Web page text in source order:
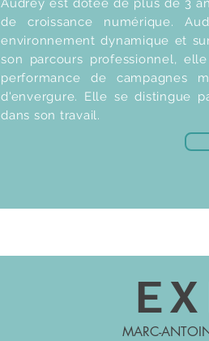
de croissance numérique.
environnement dynamique et
son parcours professionnel,
performance de campagnes
d'envergure. Elle se distingue
dans son travail.
MARC-